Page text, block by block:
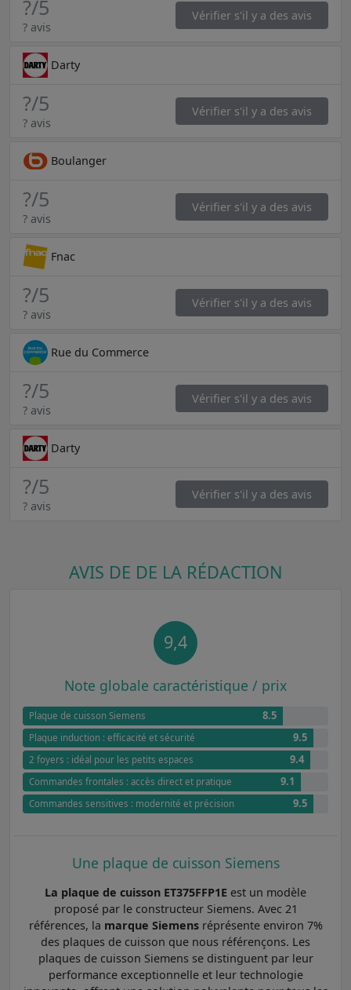
?/5
? avis
Vérifier s'il y a des avis
Darty
?/5
? avis
Vérifier s'il y a des avis
Boulanger
?/5
? avis
Vérifier s'il y a des avis
Fnac
?/5
? avis
Vérifier s'il y a des avis
Rue du Commerce
?/5
? avis
Vérifier s'il y a des avis
Darty
?/5
? avis
Vérifier s'il y a des avis
AVIS DE DE LA RÉDACTION
9,4
Note globale caractéristique / prix
Plaque de cuisson Siemens 8.5
Plaque induction : efficacité et sécurité 9.5
2 foyers : idéal pour les petits espaces 9.4
Commandes frontales : accès direct et pratique 9.1
Commandes sensitives : modernité et précision 9.5
Une plaque de cuisson Siemens
La plaque de cuisson ET375FFP1E est un modèle
proposé par le constructeur Siemens. Avec 21
références, la marque Siemensréprésente environ 7%
des plaques de cuisson que nous référençons. Les
plaques de cuisson Siemens se distinguent par leur
performance exceptionnelle et leur technologie